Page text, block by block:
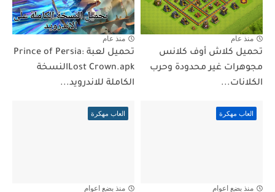
منذ عام
تحميل كلاش أوف كلانس
مجوهرات غير محدودة وحرب
الكلانات...
منذ عام
تحميل لعبة Prince of Persia:
Lost Crown.apkالنسخة
الكاملة للاندرويد...
العاب مهكرة
منذ بضع اعوام
العاب مهكرة
منذ بضع اعوام